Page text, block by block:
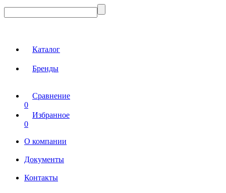
Каталог
Бренды
Сравнение
0
Избранное
0
О компании
Документы
Контакты